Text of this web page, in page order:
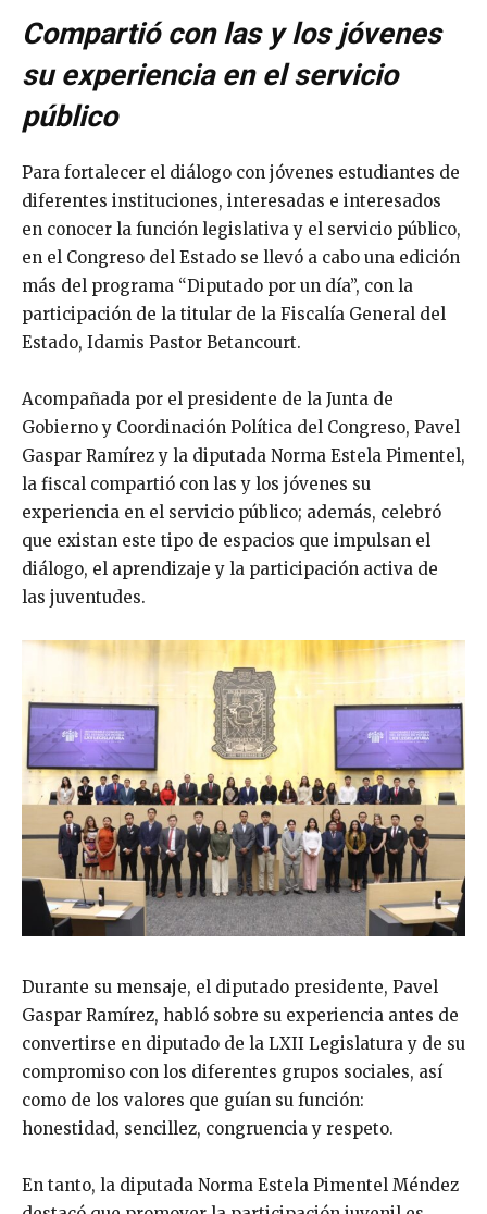
Compartió con las y los jóvenes
su experiencia en el servicio
público
Para fortalecer el diálogo con jóvenes estudiantes de
diferentes instituciones, interesadas e interesados
en conocer la función legislativa y el servicio público,
en el Congreso del Estado se llevó a cabo una edición
más del programa “Diputado por un día”, con la
participación de la titular de la Fiscalía General del
Estado, Idamis Pastor Betancourt.
Acompañada por el presidente de la Junta de
Gobierno y Coordinación Política del Congreso, Pavel
Gaspar Ramírez y la diputada Norma Estela Pimentel,
la fiscal compartió con las y los jóvenes su
experiencia en el servicio público; además, celebró
que existan este tipo de espacios que impulsan el
diálogo, el aprendizaje y la participación activa de
las juventudes.
Durante su mensaje, el diputado presidente, Pavel
Gaspar Ramírez, habló sobre su experiencia antes de
convertirse en diputado de la LXII Legislatura y de su
compromiso con los diferentes grupos sociales, así
como de los valores que guían su función:
honestidad, sencillez, congruencia y respeto.
En tanto, la diputada Norma Estela Pimentel Méndez